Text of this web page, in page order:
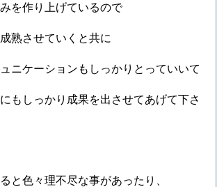
を作り上げているので
熟させていくと共に
ニケーションもしっかりとっていいて
もしっかり成果を出させてあげて下さ
と色々理不尽な事があったり、